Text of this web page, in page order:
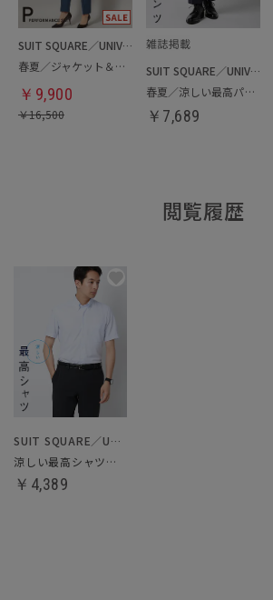
SUIT SQUARE／UNIVERSAL LANGUAGE／WHITE
春夏／ジャケット＆パンツセットアップ／洗濯ネット付き
￥ 9,900
￥16,500
SUIT SQUARE／UNIVERSAL LANGUAGE
春夏／涼しい最高パンツ
￥ 7,689
閲覧履歴
SUIT SQUARE／UNIVERSAL LANGUAGE
涼しい最高シャツ／ノンアイロンジャージードレスシャツ
￥4,389